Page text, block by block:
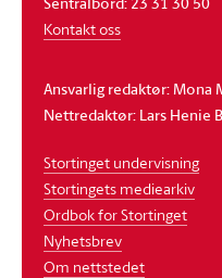
Kontakt oss
Ansvarlig redaktør: Mona
Nettredaktør: Lars Henie
Stortinget undervisning
Stortingets mediearkiv
Ordbok for Stortinget
Nyhetsbrev
Om nettstedet